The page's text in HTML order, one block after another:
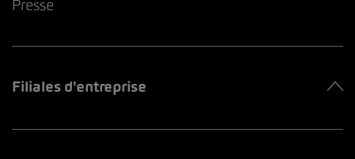
Presse
Filiales d'entreprise